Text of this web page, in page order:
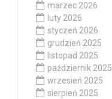
marzec 2026
luty 2026
styczeń 2026
grudzień 2025
listopad 2025
październik 2025
wrzesień 2025
sierpień 2025